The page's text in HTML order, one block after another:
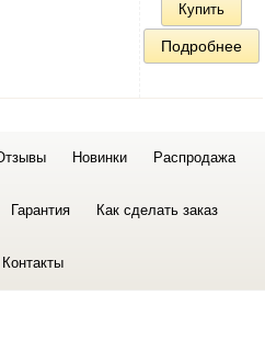
Купить
Подробнее
Новинки Распродажа
Гарантия Как сделать заказ
Контакты